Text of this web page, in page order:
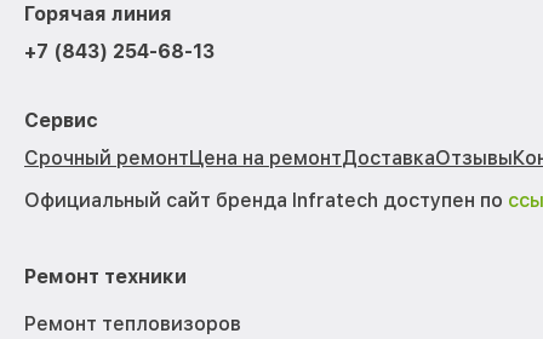
Горячая линия
+7 (843) 254-68-13
Сервис
Срочный ремонтЦена на ремонтДоставкаОтзывы
Официальный сайт бренда Infratech доступен по
Ремонт техники
Ремонт тепловизоров